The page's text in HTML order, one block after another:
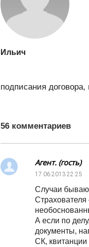
Ильич
подписания
56 комментариев
Агент. (гость)
17.06.2013 22:25
Случаи
А если по
документы,
СК, квитанции